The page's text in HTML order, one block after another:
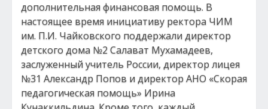
дополнительная финансовая помощь. В
настоящее время инициативу ректора ЧИМ
им. П.И. Чайковского поддержали директор
детского дома №2 Салават Мухамадеев,
заслуженный учитель России, директор лицея
№31 Александр Попов и директор АНО «Скорая
педагогическая помощь» Ирина